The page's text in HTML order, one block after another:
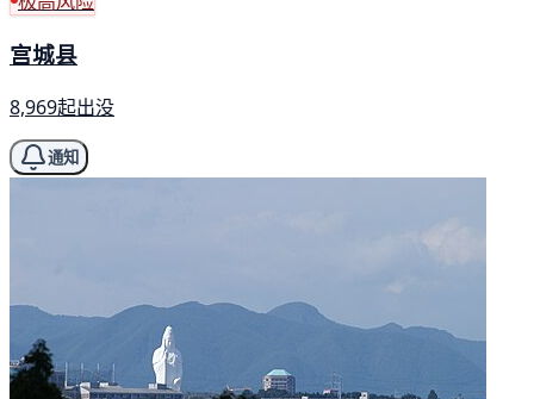
宫城县
8,969起出没
通知